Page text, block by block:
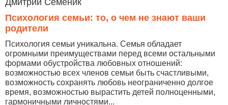
Дмитрий Семеник
Психология семьи: то, о чем не знают ваши
родители
Психология семьи уникальна. Семья обладает
огромными преимуществами перед всеми остальными
формами обустройства любовных отношений:
возможностью всех членов семьи быть счастливыми,
возможность сохранять любовь неограниченно долгое
время, возможностью вырастить детей полноценными,
гармоничными личностями...